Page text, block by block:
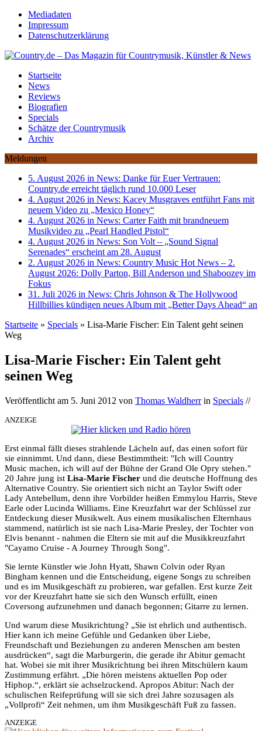
Mediadaten
Impressum
Datenschutzerklärung
Startseite
News
Reviews
Biografien
Specials
Schätze der Countrymusik
Archiv
Meldungen
5. August 2026 in News: Danke für Euer Vertrauen:
Country.de erreicht täglich rund 10.000 Leser
4. August 2026 in News: Kacey Musgraves entführt Fans mit
neuem Video zu „Mexico Honey“
4. August 2026 in News: Carter Faith mit brandneuem
Musikvideo zu „Pearl Handled Pistol“
4. August 2026 in News: Son Volt – „Sound Signal
Serenades“ erscheint am 28. August
2. August 2026 in News: Country Music Hot News – 2.
August 2026: Dolly Parton, Bill Anderson und Shaboozey im
Fokus
31. Juli 2026 in News: Chris Johnson & The Hollywood
Hillbillies kündigen neues Album mit „Better Days Ahead“ an
Startseite » Specials » Lisa-Marie Fischer: Ein Talent geht seinen
Weg
Lisa-Marie Fischer: Ein Talent geht
seinen Weg
Veröffentlicht am 5. Juni 2012 von Thomas Waldherrin Specials //
ANZEIGE
Erst einmal fällt dieses strahlende Lächeln auf, das einen sofort für
sie einnimmt. Und dann, diese Bestimmtheit: "Ich will Country
Music machen, ich will auf der Bühne der Grand Ole Opry stehen."
20 Jahre jung ist Lisa-Marie Fischer und die deutsche Hoffnung des
Alternative Country. Sie orientiert sich nicht an Taylor Swift oder
Lady Antebellum, denn ihre Vorbilder heißen Emmylou Harris, Steve
Earle oder Lucinda Williams. Eine Kreuzfahrt war der Schlüssel zur
Entdeckung dieser Musikwelt. Aus einem musikalischen Elternhaus
stammend, natürlich ist sie nach Lisa-Marie Presley, der Tochter von
Elvis benannt - nahmen die Eltern sie mit auf die Musikkreuzfahrt
"Cayamo Cruise - A Journey Through Song".
Sie lernte Künstler wie John Hyatt, Shawn Colvin oder Ryan
Bingham kennen und die Entscheidung, eigene Songs zu schreiben
und es im Musikgeschäft zu probieren, war gefallen. Erst kurze Zeit
vor der Kreuzfahrt hatte sie sich den Wunsch erfüllt, einen
Coversong aufzunehmen und danach begonnen; Gitarre zu lernen.
Und warum diese Musikrichtung? „Sie ist ehrlich und authentisch.
Hier kann ich meine Gefühle und Gedanken über Liebe,
Freundschaft und Beziehungen zu anderen Menschen am besten
ausdrücken“, sagt die Marburgerin, die gerade ihr Abitur gemacht
hat. Wobei sie mit ihrer Musikrichtung bei ihren Mitschülern kaum
Zustimmung erfährt. „Die hören meistens aktuellen Pop oder
Hiphop.“, erklärt sie achselzuckend. Apropos Abitur: Nach der
schulischen Reifeprüfung will sie sich drei Jahre sozusagen als
„Vollprofi“ Zeit nehmen, um ihm Musikgeschäft Fuß zu fassen.
ANZEIGE